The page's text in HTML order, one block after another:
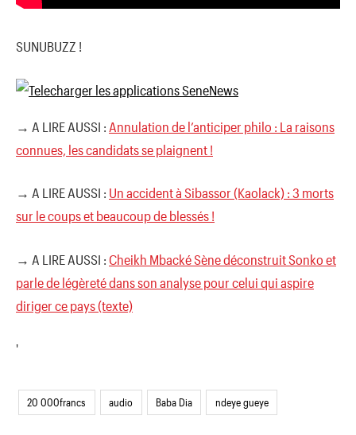
SUNUBUZZ !
→ A LIRE AUSSI : Annulation de l’anticiper philo : La raisons
connues, les candidats se plaignent !
→ A LIRE AUSSI : Un accident à Sibassor (Kaolack) : 3 morts
sur le coups et beaucoup de blessés !
→ A LIRE AUSSI : Cheikh Mbacké Sène déconstruit Sonko et
parle de légèreté dans son analyse pour celui qui aspire
diriger ce pays (texte)
'
20 000francs audio Baba Dia ndeye gueye